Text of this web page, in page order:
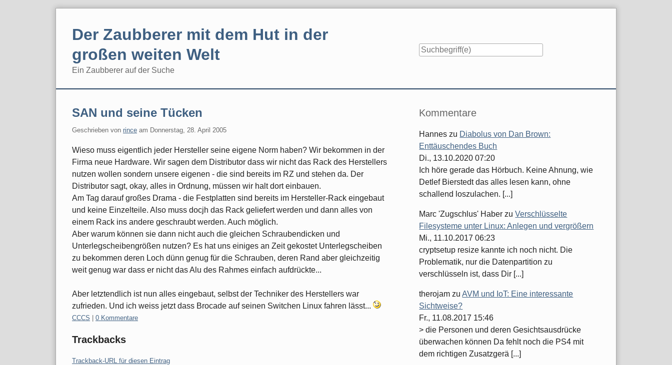
Der Zaubberer mit dem Hut in der
großen weiten Welt
Ein Zaubberer auf der Suche
SAN und seine Tücken
Geschrieben von rince am Donnerstag, 28. April 2005
Wieso muss eigentlich jeder Hersteller seine eigene Norm haben? Wir bekommen in der
Firma neue Hardware. Wir sagen dem Distributor dass wir nicht das Rack des Herstellers
nutzen wollen sondern unsere eigenen - die sind bereits im RZ und stehen da. Der
Distributor sagt, okay, alles in Ordnung, müssen wir halt dort einbauen.
Am Tag darauf großes Drama - die Festplatten sind bereits im Hersteller-Rack eingebaut
und keine Einzelteile. Also muss docjh das Rack geliefert werden und dann alles von
einem Rack ins andere geschraubt werden. Auch möglich.
Aber warum können sie dann nicht auch die gleichen Schraubendicken und
Unterlegscheibengrößen nutzen? Es hat uns einiges an Zeit gekostet Unterlegscheiben
zu bekommen deren Loch dünn genug für die Schrauben, deren Rand aber gleichzeitig
weit genug war dass er nicht das Alu des Rahmes einfach aufdrückte...
Aber letztendlich ist nun alles eingebaut, selbst der Techniker des Herstellers war
zufrieden. Und ich weiss jetzt dass Brocade auf seinen Switchen Linux fahren lässt...
Kategorien:
CCCS 0 Kommentare
Trackbacks
Trackback-URL für diesen Eintrag
Seitenleiste
Kommentare
Hannes zu Diabolus von Dan Brown:
Enttäuschendes Buch
Di., 13.10.2020 07:20
Ich höre gerade das Hörbuch. Keine Ahnung, wie
Detlef Bierstedt das alles lesen kann, ohne
schallend loszulachen. [...]
Marc 'Zugschlus' Haber zuVerschlüsselte
Filesysteme unter Linux: Anlegen und vergrößern
Mi., 11.10.2017 06:23
cryptsetup resize kannte ich noch nicht. Die
Problematik, nur die Datenpartition zu
verschlüsseln ist, dass Dir [...]
therojam zuAVM und IoT: Eine interessante
Sichtweise?
Fr., 11.08.2017 15:46
> die Personen und deren Gesichtsausdrücke
überwachen können Da fehlt noch die PS4 mit
dem richtigen Zusatzgerä [...]